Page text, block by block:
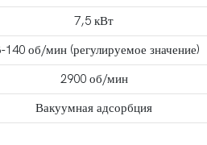
7,5 кВт
140 об/мин (регулируемое значение)
2900 об/мин
Вакуумная адсорбция